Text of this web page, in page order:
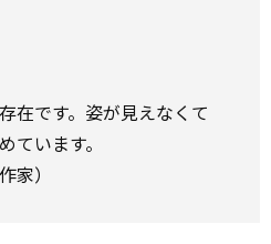
在です。姿が見えなくて
ています。
家）